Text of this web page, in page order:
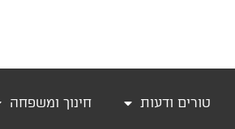
טורים ודעות חינוך ומשפחה